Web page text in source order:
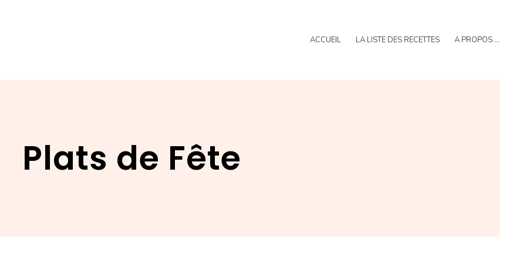
ACCUEIL LA LISTE DES RECETTES A PROPOS …
Plats de Fête